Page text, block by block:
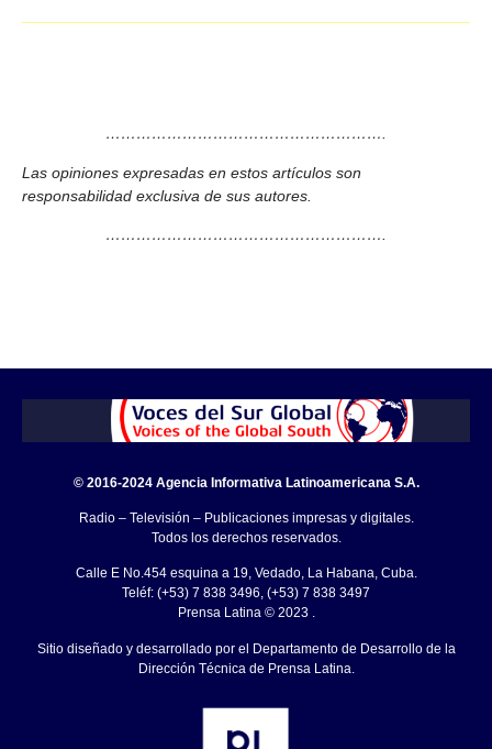
……………………………………………….
Las opiniones expresadas en estos artículos son
responsabilidad exclusiva de sus autores.
……………………………………………….
© 2016-2024 Agencia Informativa Latinoamericana S.A.
Radio – Televisión – Publicaciones impresas y digitales.
Todos los derechos reservados.
Calle E No.454 esquina a 19, Vedado, La Habana, Cuba.
Teléf: (+53) 7 838 3496, (+53) 7 838 3497
Prensa Latina © 2023 .
Sitio diseñado y desarrollado por el Departamento de Desarrollo de la
Dirección Técnica de Prensa Latina.